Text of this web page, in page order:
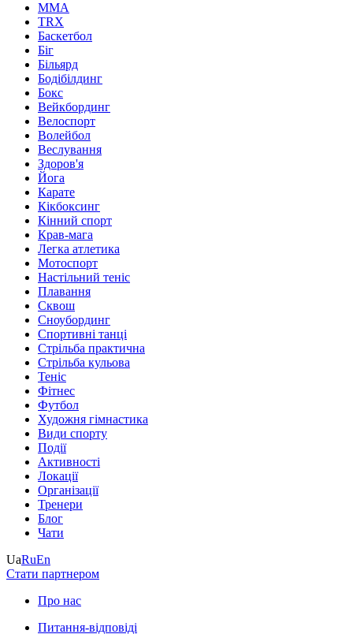
MMA
TRX
Баскетбол
Біг
Більярд
Бодібілдинг
Бокс
Вейкбординг
Велоспорт
Волейбол
Веслування
Здоров'я
Йога
Карате
Кікбоксинг
Кінний спорт
Крав-мага
Легка атлетика
Мотоспорт
Настільний теніс
Плавання
Сквош
Сноубординг
Спортивні танці
Стрільба практична
Стрільба кульова
Теніс
Фітнес
Футбол
Художня гімнастика
Види спорту
Події
Активності
Локації
Організації
Тренери
Блог
Чати
UaRuEn
Стати партнером
Про нас
Питання-відповіді